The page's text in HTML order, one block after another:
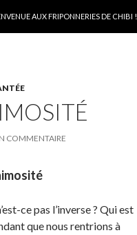
AUX FRIPONNERIES DE CHIBI !
COMMENTAIRE
ce pas l’inverse ? Qui est
que nous rentrions à